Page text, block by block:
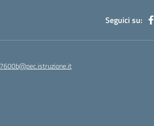
Seguici su: